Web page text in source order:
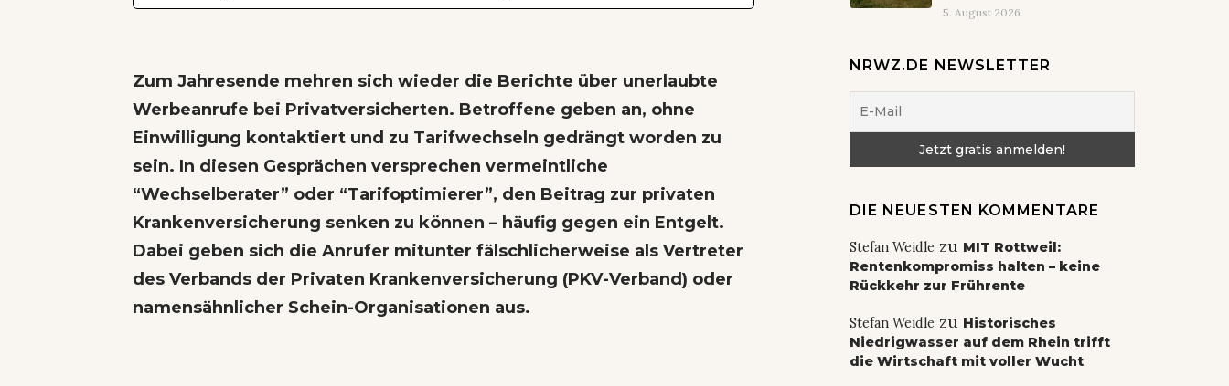
Zum Jahresende mehren sich wieder die Berichte über unerlaubte
Werbeanrufe bei Privatversicherten. Betroffene geben an, ohne
Einwilligung kontaktiert und zu Tarifwechseln gedrängt worden zu
sein. In diesen Gesprächen versprechen vermeintliche
“Wechselberater” oder “Tarifoptimierer”, den Beitrag zur privaten
Krankenversicherung senken zu können – häufig gegen ein Entgelt.
Dabei geben sich die Anrufer mitunter fälschlicherweise als Vertreter
des Verbands der Privaten Krankenversicherung (PKV-Verband) oder
namensähnlicher Schein-Organisationen aus.
5. August 2026
NRWZ.DE NEWSLETTER
DIE NEUESTEN KOMMENTARE
Stefan Weidle zu MIT Rottweil:
Rentenkompromiss halten – keine
Rückkehr zur Frührente
Stefan Weidle zu Historisches
Niedrigwasser auf dem Rhein trifft
die Wirtschaft mit voller Wucht